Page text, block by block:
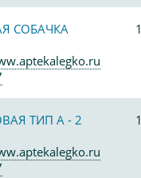
СОБАЧКА 1
ТИП А - 2 1